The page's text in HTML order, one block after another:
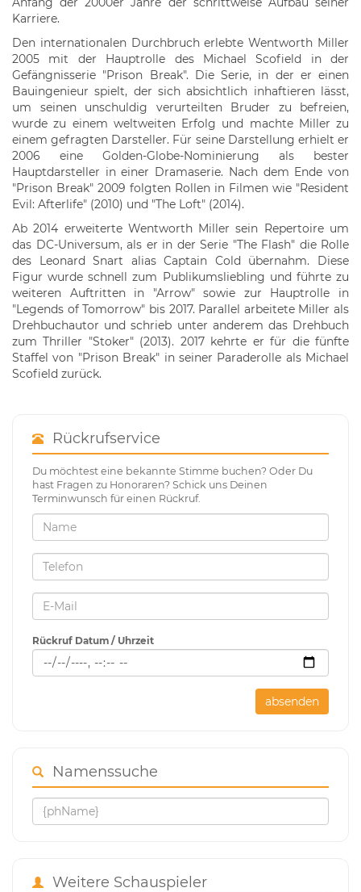
Karriere.
Den internationalen Durchbruch erlebte Wentworth Miller
2005 mit der Hauptrolle des Michael Scofield in der
Gefängnisserie "Prison Break". Die Serie, in der er einen
Bauingenieur spielt, der sich absichtlich inhaftieren lässt,
um seinen unschuldig verurteilten Bruder zu befreien,
wurde zu einem weltweiten Erfolg und machte Miller zu
einem gefragten Darsteller. Für seine Darstellung erhielt er
2006 eine Golden-Globe-Nominierung als bester
Hauptdarsteller in einer Dramaserie. Nach dem Ende von
"Prison Break" 2009 folgten Rollen in Filmen wie "Resident
Evil: Afterlife" (2010) und "The Loft" (2014).
Ab 2014 erweiterte Wentworth Miller sein Repertoire um
das DC-Universum, als er in der Serie "The Flash" die Rolle
des Leonard Snart alias Captain Cold übernahm. Diese
Figur wurde schnell zum Publikumsliebling und führte zu
weiteren Auftritten in "Arrow" sowie zur Hauptrolle in
"Legends of Tomorrow" bis 2017. Parallel arbeitete Miller als
Drehbuchautor und schrieb unter anderem das Drehbuch
zum Thriller "Stoker" (2013). 2017 kehrte er für die fünfte
Staffel von "Prison Break" in seiner Paraderolle als Michael
Scofield zurück.
Rückrufservice
Du möchtest eine bekannte Stimme buchen? Oder Du
hast Fragen zu Honoraren? Schick uns Deinen
Terminwunsch für einen Rückruf.
Rückruf Datum / Uhrzeit
absenden
Namenssuche
Weitere Schauspieler